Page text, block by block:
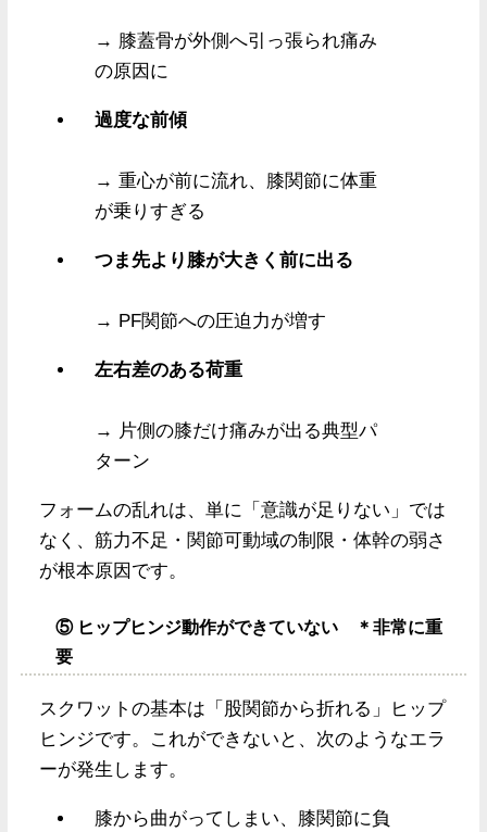
→ 膝蓋骨が外側へ引っ張られ痛み
の原因に
過度な前傾
→ 重心が前に流れ、膝関節に体重
が乗りすぎる
つま先より膝が大きく前に出る
→ PF関節への圧迫力が増す
左右差のある荷重
→ 片側の膝だけ痛みが出る典型パ
ターン
フォームの乱れは、単に「意識が足りない」では
なく、筋力不足・関節可動域の制限・体幹の弱さ
が根本原因です。
⑤ ヒップヒンジ動作ができていない ＊非常に重
要
スクワットの基本は「股関節から折れる」ヒップ
ヒンジです。これができないと、次のようなエラ
ーが発生します。
膝から曲がってしまい、膝関節に負